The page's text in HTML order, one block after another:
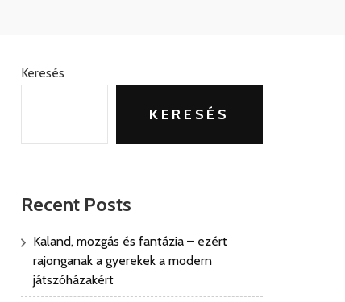
Keresés
KERESÉS
Recent Posts
Kaland, mozgás és fantázia – ezért
rajonganak a gyerekek a modern
játszóházakért